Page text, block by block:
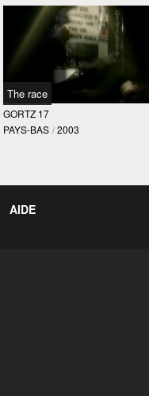
The race
GORTZ 17
PAYS-BAS / 2003
AIDE